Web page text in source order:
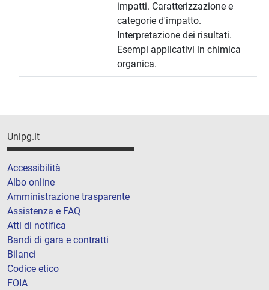
impatti. Caratterizzazione e
categorie d'impatto.
Interpretazione dei risultati.
Esempi applicativi in chimica
organica.
Unipg.it
Accessibilità
Albo online
Amministrazione trasparente
Assistenza e FAQ
Atti di notifica
Bandi di gara e contratti
Bilanci
Codice etico
FOIA